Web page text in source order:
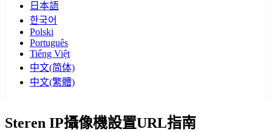
日本語
한국어
Polski
Português
Tiếng Việt
中文(简体)
中文(繁體)
Steren IP攝像機設置URL指南